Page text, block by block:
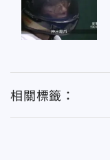
相關標籤：